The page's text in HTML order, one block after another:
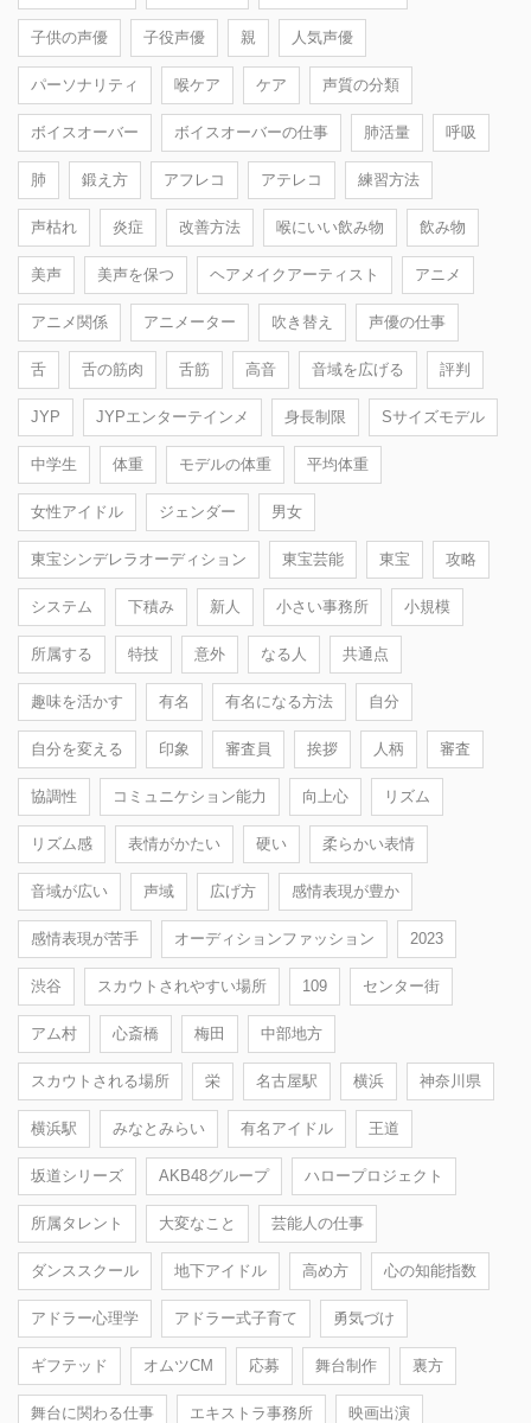
子供の声優 子役声優 親 人気声優
パーソナリティ 喉ケア ケア 声質の分類
ボイスオーバー ボイスオーバーの仕事 肺活量 呼吸
肺 鍛え方 アフレコ アテレコ 練習方法
声枯れ 炎症 改善方法 喉にいい飲み物 飲み物
美声 美声を保つ ヘアメイクアーティスト アニメ
アニメ関係 アニメーター 吹き替え 声優の仕事
舌 舌の筋肉 舌筋 高音 音域を広げる 評判
JYP JYPエンターテインメ 身長制限 Sサイズモデル
中学生 体重 モデルの体重 平均体重
女性アイドル ジェンダー 男女
東宝シンデレラオーディション 東宝芸能 東宝 攻略
システム 下積み 新人 小さい事務所 小規模
所属する 特技 意外 なる人 共通点
趣味を活かす 有名 有名になる方法 自分
自分を変える 印象 審査員 挨拶 人柄 審査
協調性 コミュニケション能力 向上心 リズム
リズム感 表情がかたい 硬い 柔らかい表情
音域が広い 声域 広げ方 感情表現が豊か
感情表現が苦手 オーディションファッション 2023
渋谷 スカウトされやすい場所 109 センター街
アム村 心斎橋 梅田 中部地方
スカウトされる場所 栄 名古屋駅 横浜 神奈川県
横浜駅 みなとみらい 有名アイドル 王道
坂道シリーズ AKB48グループ ハロープロジェクト
所属タレント 大変なこと 芸能人の仕事
ダンススクール 地下アイドル 高め方 心の知能指数
アドラー心理学 アドラー式子育て 勇気づけ
ギフテッド オムツCM 応募 舞台制作 裏方
舞台に関わる仕事 エキストラ事務所 映画出演